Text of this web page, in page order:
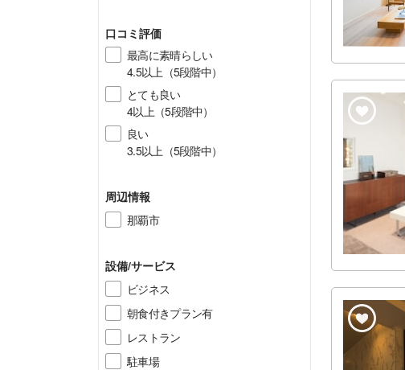
口コミ評価
最高に素晴らしい
4.5以上（5段階中）
とても良い
4以上（5段階中）
良い
3.5以上（5段階中）
周辺情報
那覇市
設備/サービス
ビジネス
朝食付きプラン有
レストラン
駐車場